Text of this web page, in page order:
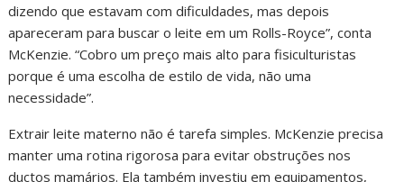
dizendo que estavam com dificuldades, mas depois
apareceram para buscar o leite em um Rolls-Royce”, conta
McKenzie. “Cobro um preço mais alto para fisiculturistas
porque é uma escolha de estilo de vida, não uma
necessidade”.
Extrair leite materno não é tarefa simples. McKenzie precisa
manter uma rotina rigorosa para evitar obstruções nos
ductos mamários. Ela também investiu em equipamentos,